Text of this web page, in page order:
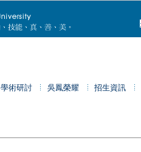
學術研討 吳鳳榮耀 招生資訊